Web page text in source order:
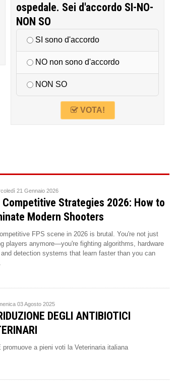
ospedale. Sei d'accordo SI-NO-
NON SO
SI sono d'accordo
NO non sono d'accordo
NON SO
VOTA!
21 Gennaio 2026
Competitive Strategies 2026: How to
Modern Shooters
FPS scene in 2026 is brutal. You're not just
players anymore—you're fighting algorithms, hardware
and detection systems that learn faster than you can
03 Agosto 2025
DEGLI ANTIBIOTICI
promuove a pieni voti la Veterinaria italiana